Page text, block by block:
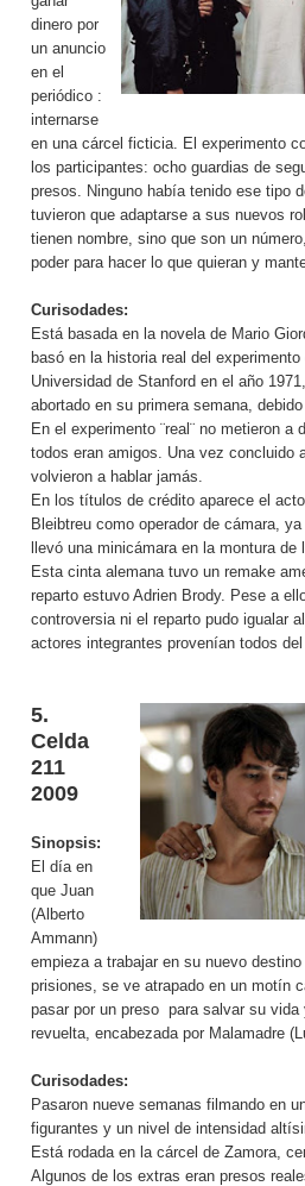
dinero por
un anuncio
en el
periódico :
internarse
en una cárcel ficticia. El experimento
los participantes: ocho guardias de
presos. Ninguno había tenido ese tipo
tuvieron que adaptarse a sus nuevos
tienen nombre, sino que son un
poder para hacer lo que quieran y
Curisodades:
Está basada en la novela de Mario
basó en la historia real del
Universidad de Stanford en el año
abortado en su primera semana,
En el experimento ¨real¨ no metieron a
todos eran amigos. Una vez concluido
volvieron a hablar jamás.
En los títulos de crédito aparece el
Bleibtreu como operador de cámara,
llevó una minicámara en la montura de
Esta cinta alemana tuvo un remake
reparto estuvo Adrien Brody. Pese a
controversia ni el reparto pudo igualar
actores integrantes provenían todos del
5.
Celda
211
2009
Sinopsis:
El día en
que Juan
(Alberto
Ammann)
empieza a trabajar en su nuevo
prisiones, se ve atrapado en un motín
pasar por un preso para salvar su vida
revuelta, encabezada por Malamadre
Curisodades:
Pasaron nueve semanas filmando en
figurantes y un nivel de intensidad
Está rodada en la cárcel de Zamora,
Algunos de los extras eran presos